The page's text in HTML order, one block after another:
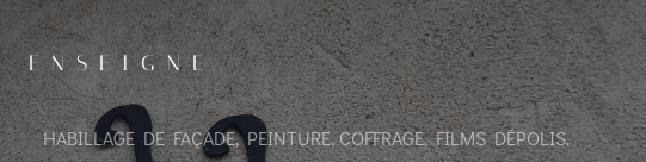
ENSEIGNE
HABILLAGE DE FAÇADE, PEINTURE, COFFRAGE, FILMS DÉPOLIS.